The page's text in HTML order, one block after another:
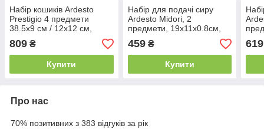
Набір кошиків Ardesto
Prestigio 4 предмети
38.5х9 см / 12х12 см,
фетр, сірий
809 ₴
Купити
Набір для подачі сиру
Ardesto Midori, 2
предмети, 19х11х0.8см,
бамбук, нержавіюча сталь
459₴
Купити
619
Про нас
70% позитивних з 383 відгуків за рік